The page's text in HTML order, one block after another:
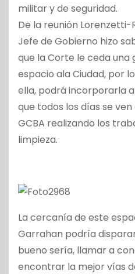
militar y de seguridad.
De la reunión Lorenzetti-
Jefe de Gobierno hizo
que la Corte le ceda una
espacio ala Ciudad, por
ella, podrá incorporarla
que todos los días se
GCBA realizando los
limpieza.
La cercanía de este
Garrahan podría
bueno sería, llamar a
encontrar la mejor vías